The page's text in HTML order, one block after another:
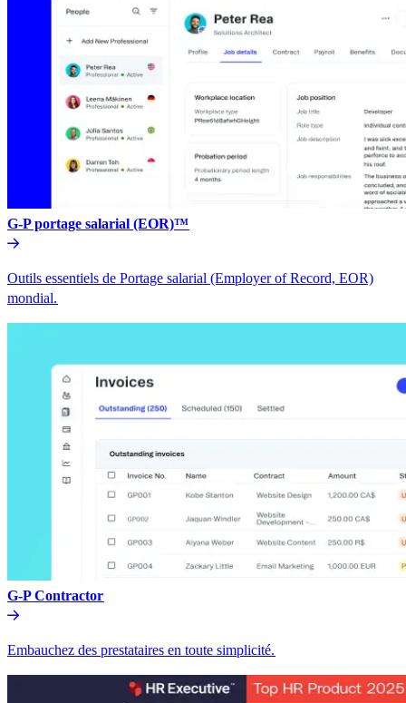
G-P portage salarial (EOR)™​​
Outils essentiels de Portage salarial (Employer of Record, EOR)
mondial.​​
G-P Contractor​​
Embauchez des prestataires en toute simplicité.​​